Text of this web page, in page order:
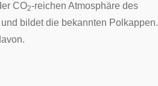
CO2-reichen Atmosphäre des
bildet die bekannten Polkappen.